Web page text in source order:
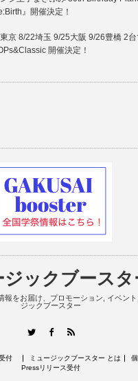
』開催決定！
京 8/22埼玉 9/25大阪 9/26豊橋 2
開催決定！
ジックブースタ
報をお届け、プロモーション, イベン
ジックブースター
TwitterFacebook
付 ミュージックブースター とは
Pressリリース受付